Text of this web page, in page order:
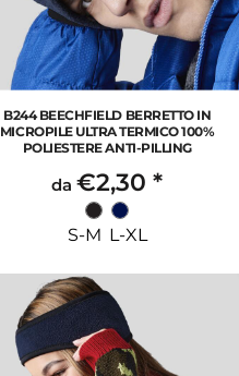
B244 BEECHFIELD BERRETTO IN
MICROPILE ULTRA TERMICO 100%
POLIESTERE ANTI-PILLING
da€2,30*
S-M L-XL